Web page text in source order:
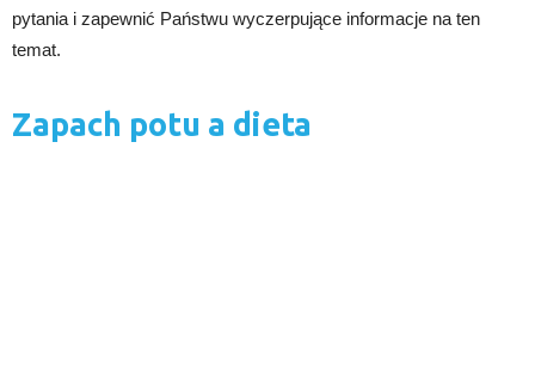
pytania i zapewnić Państwu wyczerpujące informacje na ten
temat.
Zapach potu a dieta